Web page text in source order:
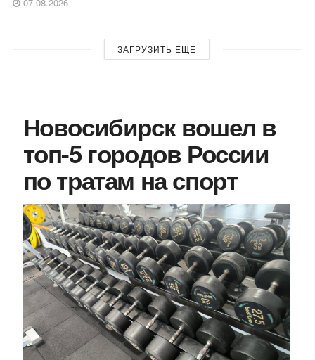
07.08.2026
ЗАГРУЗИТЬ ЕЩЕ
Новосибирск вошел в
топ-5 городов России
по тратам на спорт